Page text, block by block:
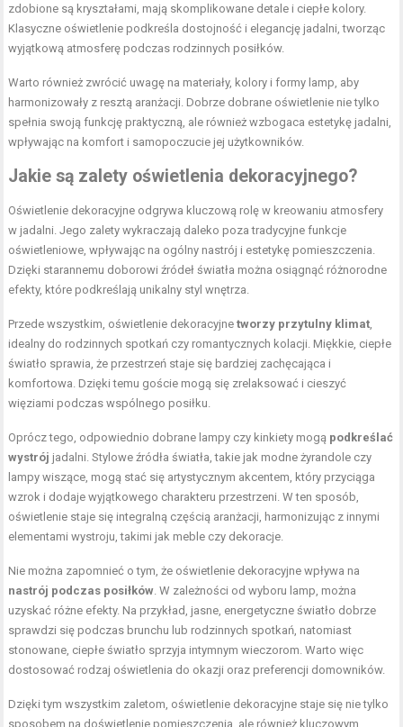
zdobione są kryształami, mają skomplikowane detale i ciepłe kolory.
Klasyczne oświetlenie podkreśla dostojność i elegancję jadalni, tworząc
wyjątkową atmosferę podczas rodzinnych posiłków.
Warto również zwrócić uwagę na materiały, kolory i formy lamp, aby
harmonizowały z resztą aranżacji. Dobrze dobrane oświetlenie nie tylko
spełnia swoją funkcję praktyczną, ale również wzbogaca estetykę jadalni,
wpływając na komfort i samopoczucie jej użytkowników.
Jakie są zalety oświetlenia dekoracyjnego?
Oświetlenie dekoracyjne odgrywa kluczową rolę w kreowaniu atmosfery
w jadalni. Jego zalety wykraczają daleko poza tradycyjne funkcje
oświetleniowe, wpływając na ogólny nastrój i estetykę pomieszczenia.
Dzięki starannemu doborowi źródeł światła można osiągnąć różnorodne
efekty, które podkreślają unikalny styl wnętrza.
Przede wszystkim, oświetlenie dekoracyjnetworzy przytulny klimat
idealny do rodzinnych spotkań czy romantycznych kolacji. Miękkie, ciepłe
światło sprawia, że przestrzeń staje się bardziej zachęcająca i
komfortowa. Dzięki temu goście mogą się zrelaksować i cieszyć
więziami podczas wspólnego posiłku.
Oprócz tego, odpowiednio dobrane lampy czy kinkiety mogą podkreślać
wystrój jadalni. Stylowe źródła światła, takie jak modne żyrandole czy
lampy wiszące, mogą stać się artystycznym akcentem, który przyciąga
wzrok i dodaje wyjątkowego charakteru przestrzeni. W ten sposób,
oświetlenie staje się integralną częścią aranżacji, harmonizując z innymi
elementami wystroju, takimi jak meble czy dekoracje.
Nie można zapomnieć o tym, że oświetlenie dekoracyjne wpływa na
nastrój podczas posiłków . W zależności od wyboru lamp, można
uzyskać różne efekty. Na przykład, jasne, energetyczne światło dobrze
sprawdzi się podczas brunchu lub rodzinnych spotkań, natomiast
stonowane, ciepłe światło sprzyja intymnym wieczorom. Warto więc
dostosować rodzaj oświetlenia do okazji oraz preferencji domowników.
Dzięki tym wszystkim zaletom, oświetlenie dekoracyjne staje się nie tylko
sposobem na doświetlenie pomieszczenia, ale również kluczowym